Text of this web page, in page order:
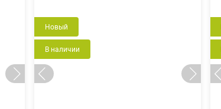
Новый
В наличии